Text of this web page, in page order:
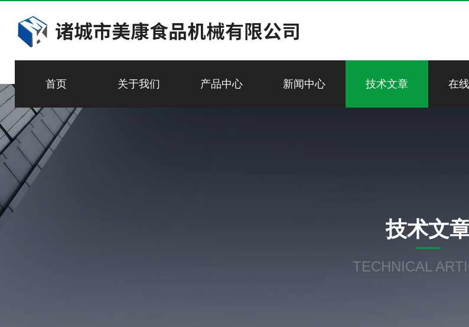
首页 关于我们 产品中心 新闻中心 技术文章 在
技术文
TECHNICAL